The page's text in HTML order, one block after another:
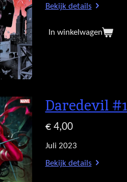
Bekijk details
In winkelwagen
Daredevil
€ 4,00
Juli 2023
Bekijk details